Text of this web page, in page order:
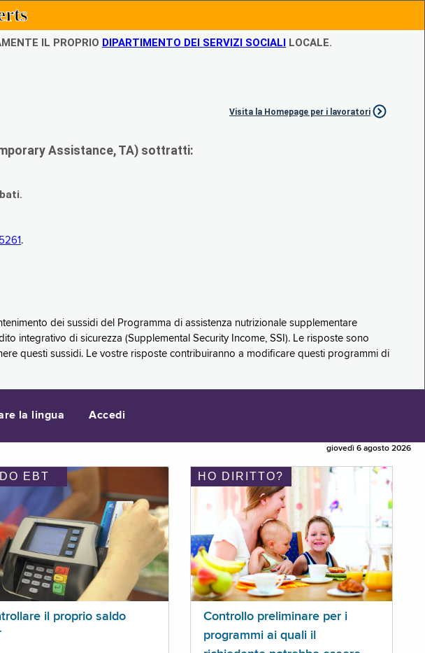
IL PROPRIO DIPARTIMENTO DEI SERVIZI SOCIALI LOCALE.
Visita la Homepage per i lavoratori
Assistance, TA) sottratti:
.
dei sussidi del Programma di assistenza nutrizionale supplementare
integrativo di sicurezza (Supplemental Security Income, SSI). Le risposte sono
questi sussidi. Le vostre risposte contribuiranno a modificare questi programmi di
la lingua Accedi
giovedì 6 agosto 2026
EBT
il proprio saldo
HO DIRITTO?
Controllo preliminare per i
programmi ai quali il